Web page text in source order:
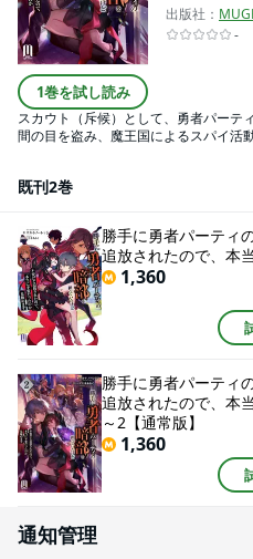
1巻を試し読み
出版社：
-
スカウト（斥候）として、勇者パーテ
間の目を盗み、魔王国によるスパイ活
に恋仲だった幼なじみにまで見限られ
共にした華奢な美少女・ルナの姿が。
女と恋人として結ばれ、仕事で血に染
いく。一方、新スカウトを迎え入れた
面し、身売りにまで手を出すが……？勧
が、女王国と魔王国の間で暗躍する異
き下ろし「ギフティア、魔王国支部の
既刊2巻
勝手に勇者パーティ
追放されたので、本
1,360
勝手に勇者パーティ
追放されたので、本
～2【通常版】
1,360
通知管理